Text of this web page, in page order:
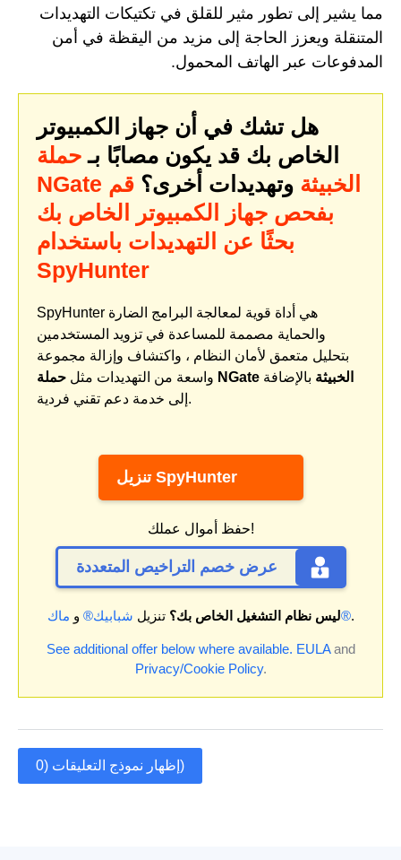
مما يشير إلى تطور مثير للقلق في تكتيكات التهديدات
المتنقلة ويعزز الحاجة إلى مزيد من اليقظة في أمن
المدفوعات عبر الهاتف المحمول.
هل تشك في أن جهاز الكمبيوتر
الخاص بك قد يكون مصابًا بـ حملة
NGate الخبيثة وتهديدات أخرى؟ قم
بفحص جهاز الكمبيوتر الخاص بك
بحثًا عن التهديدات باستخدام
SpyHunter
SpyHunter هي أداة قوية لمعالجة البرامج الضارة
والحماية مصممة للمساعدة في تزويد المستخدمين
بتحليل متعمق لأمان النظام ، واكتشاف وإزالة مجموعة
واسعة من التهديدات مثل
حملة NGate الخبيثة بالإضافة
إلى خدمة دعم تقني فردية.
تنزيل SpyHunter
حفظ أموال عملك!
عرض خصم التراخيص المتعددة
ليس نظام التشغيل الخاص بك؟ تنزيل شبابيك® و ماك®.
See additional offer below where available. EULAand
Privacy/Cookie Policy.
إظهار نموذج التعليقات (0)